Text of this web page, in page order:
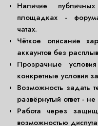
Наличие
площадках -
чатах.
Чёткое описание
аккаунтов без
Прозрачные
конкретные условия
Возможность задать
развёрнутый ответ -
Работа через
возможностью